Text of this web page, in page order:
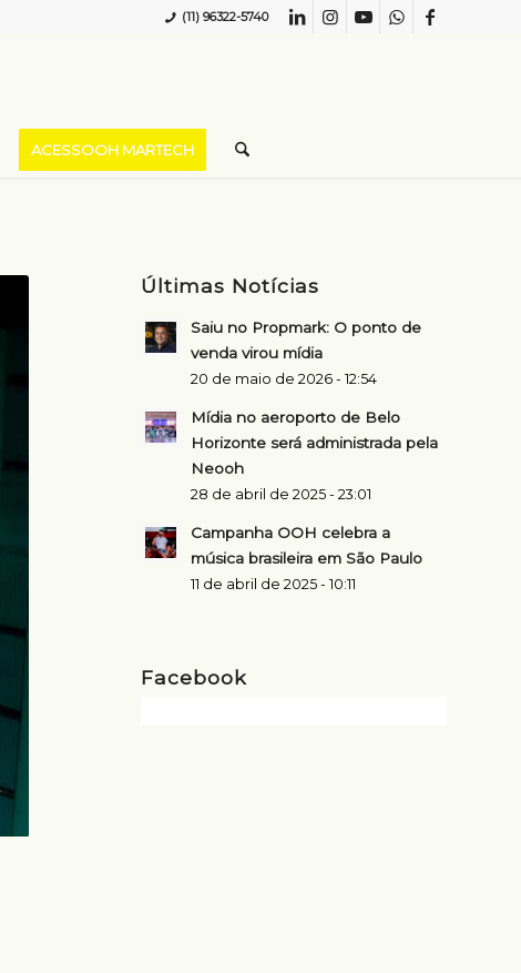
(11) 96322-5740
ACESSOOH MARTECH
Últimas Notícias
Saiu no Propmark: O ponto de
venda virou mídia
20 de maio de 2026 - 12:54
Mídia no aeroporto de Belo
Horizonte será administrada pela
Neooh
28 de abril de 2025 - 23:01
Campanha OOH celebra a
música brasileira em São Paulo
11 de abril de 2025 - 10:11
Facebook